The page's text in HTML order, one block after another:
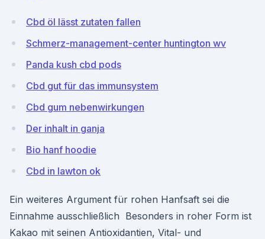
Cbd öl lässt zutaten fallen
Schmerz-management-center huntington wv
Panda kush cbd pods
Cbd gut für das immunsystem
Cbd gum nebenwirkungen
Der inhalt in ganja
Bio hanf hoodie
Cbd in lawton ok
Ein weiteres Argument für rohen Hanfsaft sei die
Einnahme ausschließlich Besonders in roher Form ist
Kakao mit seinen Antioxidantien, Vital- und